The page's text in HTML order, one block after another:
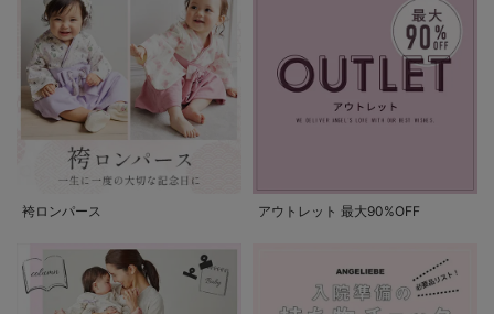
袴ロンパース アウトレット 最大90%OFF